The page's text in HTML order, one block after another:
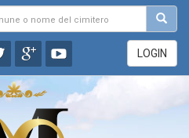
LOGIN